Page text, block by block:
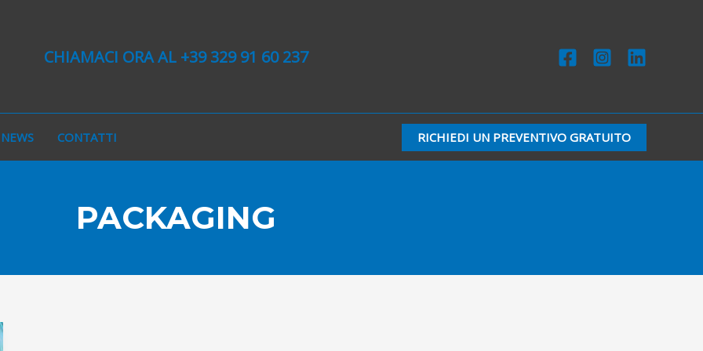
CHIAMACI ORA AL +39 329 91 60 237
NEWS CONTATTI RICHIEDI UN PREVENTIVO GRATUITO
PACKAGING